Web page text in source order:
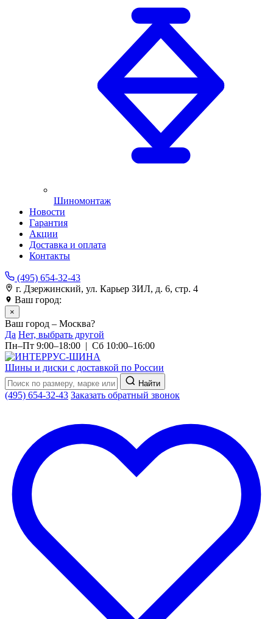
Шиномонтаж
Новости
Гарантия
Акции
Доставка и оплата
Контакты
(495) 654-32-43
г. Дзержинский, ул. Карьер ЗИЛ, д. 6, стр. 4
Ваш город:
×
Ваш город – Москва?
Да Нет, выбрать другой
Пн–Пт 9:00–18:00 | Сб 10:00–16:00
Шины и диски с доставкой по России
Найти
(495) 654-32-43 Заказать обратный звонок